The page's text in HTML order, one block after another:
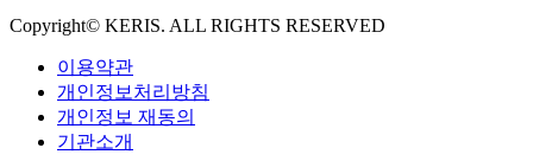
Copyright© KERIS. ALL RIGHTS RESERVED
이용약관
개인정보처리방침
개인정보 재동의
기관소개